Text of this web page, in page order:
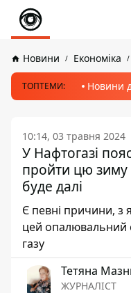
Новини Економіка
ТОПТЕМИ: Новини
10:14, 03 травня 2024
У Нафтогазі
пройти цю зиму
буде далі
Є певні причини, з
цей опалювальний
газу
Тетяна
ЖУРНАЛІСТ